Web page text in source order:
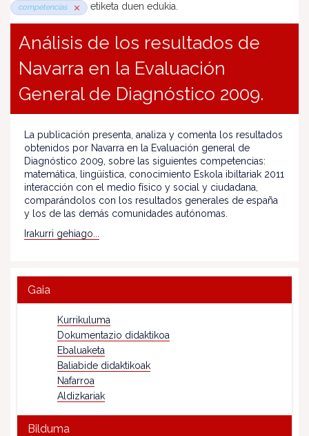
competencias etiketa duen edukia.
Análisis de los resultados de
Navarra en la Evaluación
General de Diagnóstico 2009.
La publicación presenta, analiza y comenta los resultados
obtenidos por Navarra en la Evaluación general de
Diagnóstico 2009, sobre las siguientes competencias:
matemática, lingüística, conocimiento Eskola ibiltariak 2011
interacción con el medio físico y social y ciudadana,
comparándolos con los resultados generales de españa
y los de las demás comunidades autónomas.
Irakurri gehiago...
Gaia
Kurrikuluma
Dokumentazio didaktikoa
Ebaluaketa
Baliabide didaktikoak
Nafarroa
Aldizkariak
Bilduma